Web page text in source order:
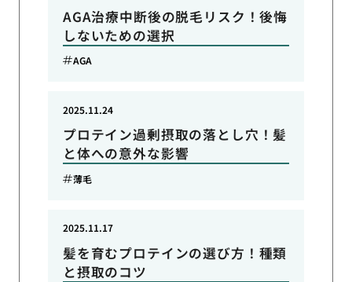
AGA治療中断後の脱毛リスク！後悔
しないための選択
AGA
プロテイン過剰摂取の落とし穴！髪
と体への意外な影響
2025.11.24
薄毛
髪を育むプロテインの選び方！種類
と摂取のコツ
2025.11.17